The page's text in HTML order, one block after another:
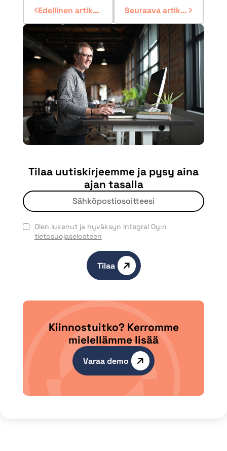
Edellinen artikkeli Seuraava artikkeli
Tilaa uutiskirjeemme ja pysy aina
ajan tasalla
Olen lukenut ja hyväksyn Integral Oy:n
tietosuojaselosteen
Tilaa
Kiinnostuitko? Kerromme
mielellämme lisää
Varaa demo